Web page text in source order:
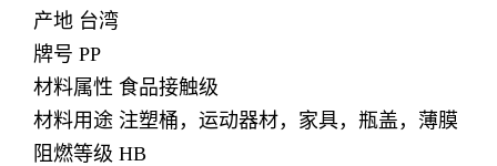
产地 台湾
牌号 PP
材料属性 食品接触级
材料用途 注塑桶，运动器材，家具，瓶盖，薄膜
阻燃等级 HB